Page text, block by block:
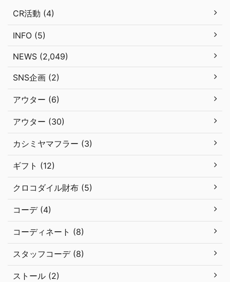
CR活動 (4)
INFO (5)
NEWS (2,049)
SNS企画 (2)
アウター (6)
アウター (30)
カシミヤマフラー (3)
ギフト (12)
クロコダイル財布 (5)
コーデ (4)
コーディネート (8)
スタッフコーデ (8)
ストール (2)